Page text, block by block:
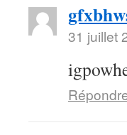
31 juillet